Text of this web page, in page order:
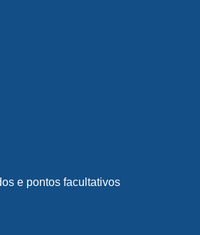
e pontos facultativos